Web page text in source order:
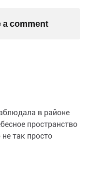
a comment
в районе
пространство
так просто